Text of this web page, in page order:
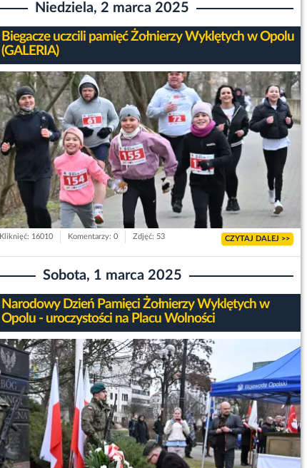
Niedziela, 2 marca 2025
Biegacze uczcili pamięć Żołnierzy Wyklętych w Opolu
(GALERIA)
Kliknięć: 16010 Komentarzy: 0 Zdjęć: 53 CZYTAJ DALEJ >>
Sobota, 1 marca 2025
Narodowy Dzień Pamięci Żołnierzy Wyklętych w
Opolu - uroczystości na Placu Wolności